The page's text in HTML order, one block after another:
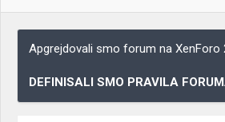
Apgrejdovali smo forum na
DEFINISALI SMO PRAVILA